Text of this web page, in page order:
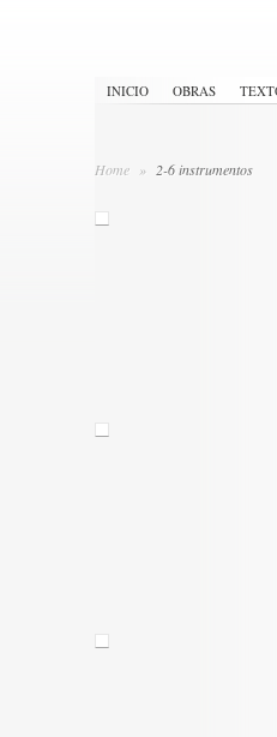
INICIO OBRAS
Home » 2-6 instrumentos